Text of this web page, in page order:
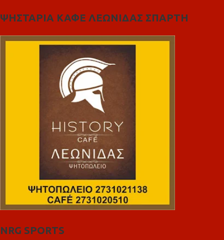
ΨΗΣΤΑΡΙΑ ΚΑΦΕ ΛΕΩΝΙΔΑΣ ΣΠΑΡΤΗ
NRG SPORTS